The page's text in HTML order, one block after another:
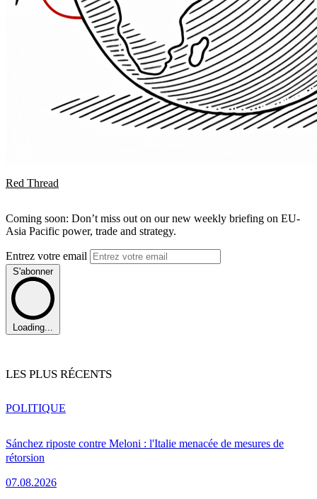
Red Thread
Coming soon: Don’t miss out on our new weekly briefing on EU-
Asia Pacific power, trade and strategy.
Entrez votre email
S'abonner
Loading...
LES PLUS RÉCENTS
Sánchez riposte contre Meloni : l'Italie menacée de mesures de
rétorsion
07.08.2026
POLITIQUE